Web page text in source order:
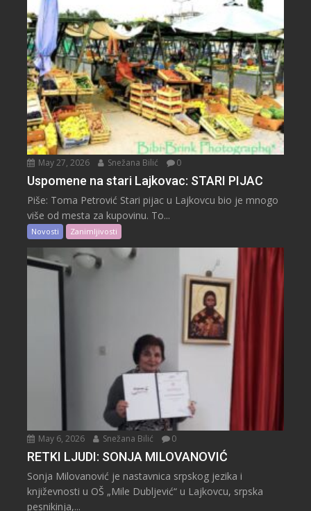
May 27, 2026 Snežana Bilić 0
Uspomene na stari Lajkovac: STARI PIJAC
Piše: Toma Petrović Stari pijac u Lajkovcu bio je mnogo
više od mesta za kupovinu. To...
Novosti Zanimljivosti
May 6, 2026 Snežana Bilić 0
RETKI LJUDI: SONJA MILOVANOVIĆ
Sonja Milovanović je nastavnica srpskog jezika i
književnosti u OŠ „Mile Dubljević“ u Lajkovcu, srpska
pesnikinja,...